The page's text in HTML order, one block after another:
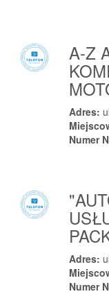
A-Z
Adres:
Numer
Adres:
Numer